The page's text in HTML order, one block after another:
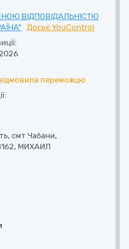
ВІДПОВІДАЛЬНІСТЮ
Досьє YouControl
відмовила переможцю
, смт Чабани,
, МИХАИЛ